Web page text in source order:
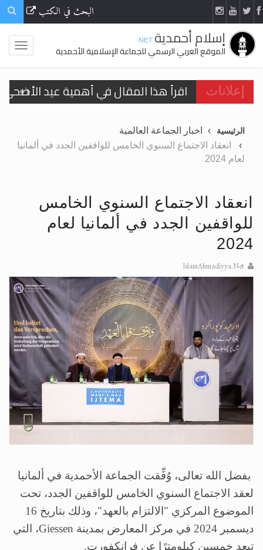
البحث في الكتب
إسلام أحمدية.NET
الموقع العربي الرسمي للجماعة الإسلامية الأحمدية
إعلانات
اقرأ هذا المقال في أهمية عيد
تعميم هامّ لأفراد الجماعة >> المزيد
اقرأ هذا الكتاب وتعرّف على حقيقة
الحجّ.. دلالات، حِكم، وأهداف >> المزيد
اقرأ هذا المقال في أهمية عيد
الرئيسية
اخبار الجماعة العالمية
انعقاد الاجتماع السنوي الخامس للواقفين الجدد في ألمانيا
لعام 2024
انعقاد الاجتماع السنوي الخامس
للواقفين الجدد في ألمانيا لعام
2024
IslamAhmadiyya.Net
بفضل الله تعالى، وُفِّقت الجماعة الأحمدية في ألمانيا
لعقد الاجتماع السنوي الخامس للواقفين الجدد، تحت
الموضوع المركزي " الالتزام بالعهد"، وذلك بتاريخ 16
ديسمبر 2024 في مركز المعارض بمدينة
Giessen، التي
تبعد خمسين كيلومترًا عن فرانكفورت.